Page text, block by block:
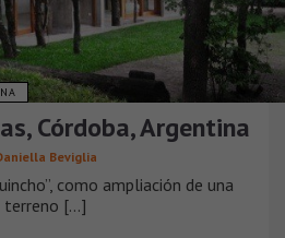
Córdoba, Argentina
Beviglia
como ampliación de una
[...]